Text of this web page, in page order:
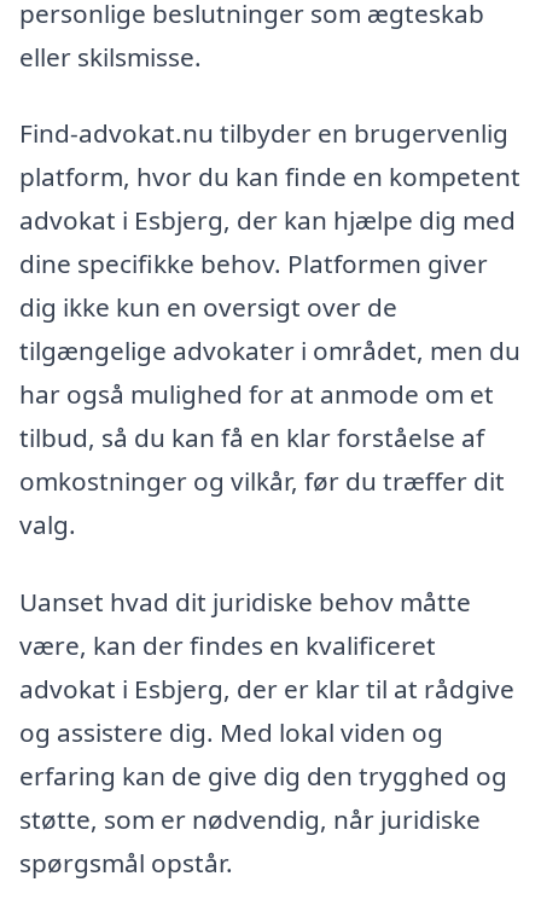
personlige beslutninger som ægteskab
eller skilsmisse.
Find-advokat.nu tilbyder en brugervenlig
platform, hvor du kan finde en kompetent
advokat i Esbjerg, der kan hjælpe dig med
dine specifikke behov. Platformen giver
dig ikke kun en oversigt over de
tilgængelige advokater i området, men du
har også mulighed for at anmode om et
tilbud, så du kan få en klar forståelse af
omkostninger og vilkår, før du træffer dit
valg.
Uanset hvad dit juridiske behov måtte
være, kan der findes en kvalificeret
advokat i Esbjerg, der er klar til at rådgive
og assistere dig. Med lokal viden og
erfaring kan de give dig den trygghed og
støtte, som er nødvendig, når juridiske
spørgsmål opstår.